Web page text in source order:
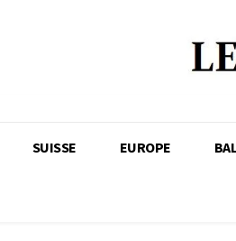
SUISSE EUROPE